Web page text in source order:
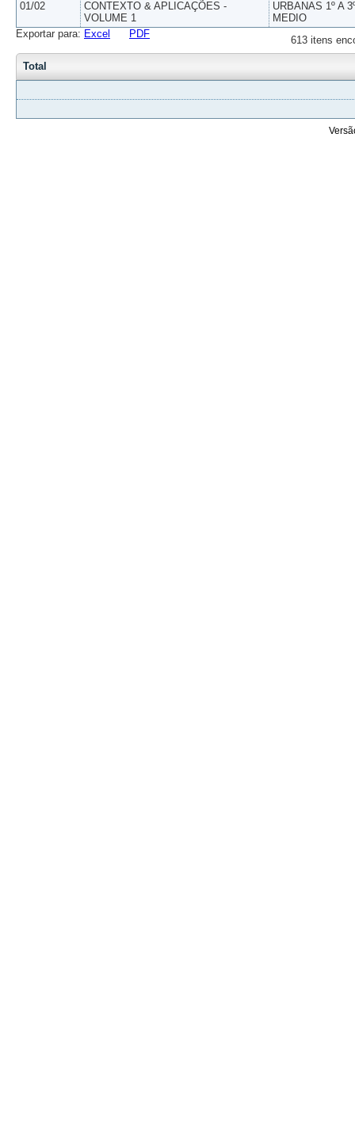
01/02
CONTEXTO & APLICAÇÕES -
VOLUME 1
URBANAS 1º A
MEDIO
613 itens
Exportar para: Excel PDF
Total